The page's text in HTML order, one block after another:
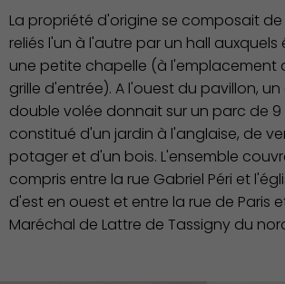
vie
La propriété d'origine se composait
reliés l'un à l'autre par un hall
une petite chapelle (à l'emplacement
grille d'entrée). A l'ouest du pavillon,
double volée donnait sur un parc de
constitué d'un jardin à l'anglaise, de
potager et d'un bois. L'ensemble
compris entre la rue Gabriel Péri et
d'est en ouest et entre la rue de Paris
Maréchal de Lattre de Tassigny du